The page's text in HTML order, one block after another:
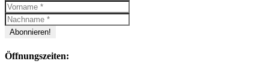
Öffnungszeiten: